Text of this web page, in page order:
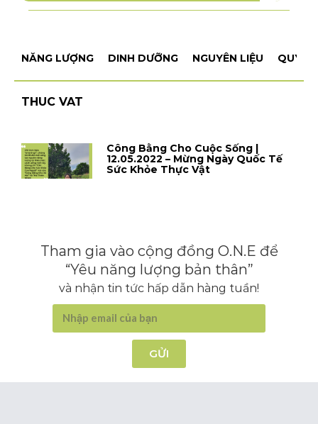
NĂNG LƯỢNG DINH DƯỠNG NGUYÊN LIỆU QUY
THUC VAT
Công Bằng Cho Cuộc Sống |
12.05.2022 – Mừng Ngày Quốc Tế
Sức Khỏe Thực Vật
Tham gia vào cộng đồng O.N.E để
“Yêu năng lượng bản thân”
và nhận tin tức hấp dẫn hàng tuần!
GỬI